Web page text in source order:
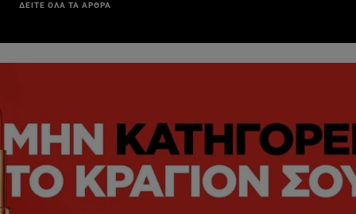
ΔΕΙΤΕ ΟΛΑ ΤΑ ΑΡΘΡΑ